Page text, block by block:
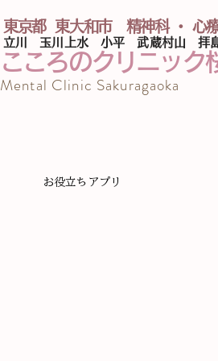
東京都 東大和市 精神科 ・ 心
立川 玉川上水 小平 武蔵村山 拝
こころのクリニック
Mental Clinic Sakuragaoka
お役立ちアプリ